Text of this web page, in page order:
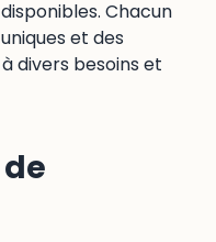
Chacun
et des
divers besoins et